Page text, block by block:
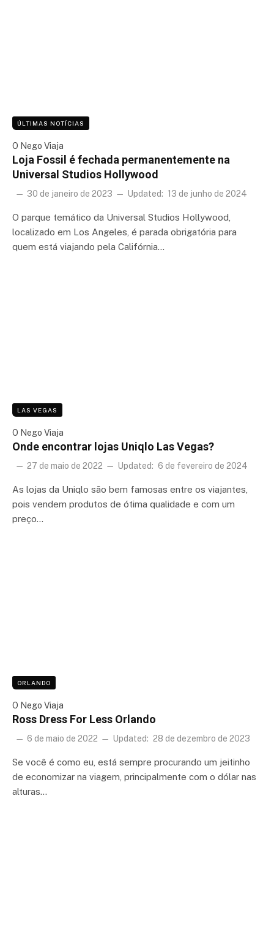
ÚLTIMAS NOTÍCIAS
O Nego Viaja
Loja Fossil é fechada permanentemente na
Universal Studios Hollywood
30 de janeiro de 2023 Updated: 13 de junho de 2024
O parque temático da Universal Studios Hollywood,
localizado em Los Angeles, é parada obrigatória para
quem está viajando pela Califórnia…
LAS VEGAS
O Nego Viaja
Onde encontrar lojas Uniqlo Las Vegas?
27 de maio de 2022 Updated: 6 de fevereiro de 2024
As lojas da Uniqlo são bem famosas entre os viajantes,
pois vendem produtos de ótima qualidade e com um
preço…
ORLANDO
O Nego Viaja
Ross Dress For Less Orlando
6 de maio de 2022 Updated: 28 de dezembro de 2023
Se você é como eu, está sempre procurando um jeitinho
de economizar na viagem, principalmente com o dólar nas
alturas…